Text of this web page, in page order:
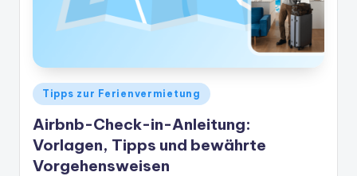
Veröffentlicht
Tipps zur Ferienvermietung
Airbnb-Check-in-Anleitung:
Vorlagen, Tipps und bewährte
Vorgehensweisen